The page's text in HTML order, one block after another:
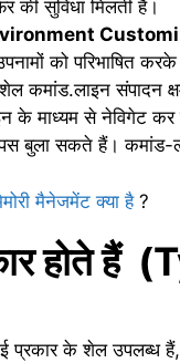
की सुविधा मिलती है।
को परिभाषित
शेल कमांड.लाइन संपादन
के माध्यम से नेविगेट
बुला सकते हैं।
मैनेजमेंट क्या है?
होते
प्रकार के शेल उपलब्ध